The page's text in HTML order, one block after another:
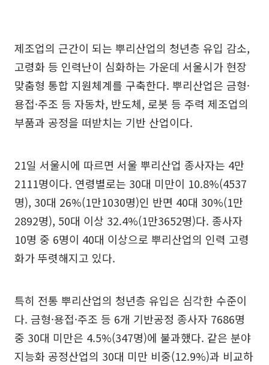
제조업의 근간이 되는 뿌리산업의 청년층 유입 감소,
고령화 등 인력난이 심화하는 가운데 서울시가 현장
맞춤형 통합 지원체계를 구축한다. 뿌리산업은 금형·
용접·주조 등 자동차, 반도체, 로봇 등 주력 제조업의
부품과 공정을 떠받치는 기반 산업이다.
21일 서울시에 따르면 서울 뿌리산업 종사자는 4만
2111명이다. 연령별로는 30대 미만이 10.8%(4537
명), 30대 26%(1만1030명)인 반면 40대 30%(1만
2892명), 50대 이상 32.4%(1만3652명)다. 종사자
10명 중 6명이 40대 이상으로 뿌리산업의 인력 고령
화가 뚜렷해지고 있다.
특히 전통 뿌리산업의 청년층 유입은 심각한 수준이
다. 금형·용접·주조 등 6개 기반공정 종사자 7686명
중 30대 미만은 4.5%(347명)에 불과했다. 같은 분야
지능화 공정산업의 30대 미만 비중(12.9%)과 비교하